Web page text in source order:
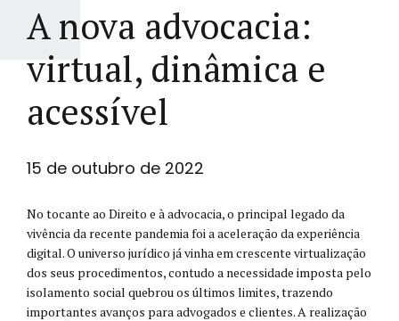
A nova advocacia:
virtual, dinâmica e
acessível
15 de outubro de 2022
No tocante ao Direito e à advocacia, o principal legado da
vivência da recente pandemia foi a aceleração da experiência
digital. O universo jurídico já vinha em crescente virtualização
dos seus procedimentos, contudo a necessidade imposta pelo
isolamento social quebrou os últimos limites, trazendo
importantes avanços para advogados e clientes. A realização